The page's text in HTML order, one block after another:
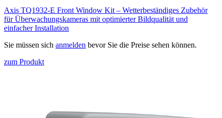
Axis TQ1932-E Front Window Kit – Wetterbeständiges Zubehör
für Überwachungskameras mit optimierter Bildqualität und
einfacher Installation
Sie müssen sich anmelden bevor Sie die Preise sehen können.
zum Produkt